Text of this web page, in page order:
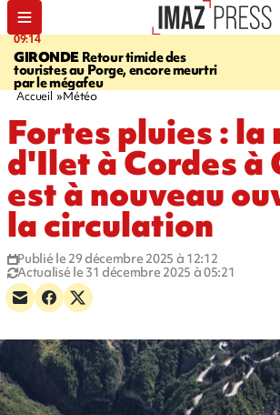
09:14
GIRONDE Retour timide des
touristes au Porge, encore meurtri
par le mégafeu
Accueil Météo
Fortes pluies : la
d'Ilet à Cordes à
est à nouveau
la circulation
Publié le 29 décembre 2025 à 12:12
Actualisé le 31 décembre 2025 à 05:21